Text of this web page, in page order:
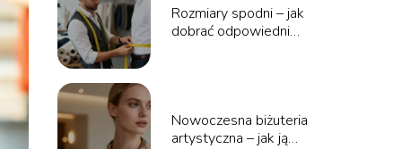
Rozmiary spodni – jak
dobrać odpowiedni
Nowoczesna biżuteria
artystyczna – jak ją